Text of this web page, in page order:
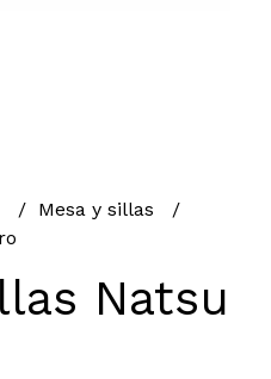
Mesa y sillas
Natsu